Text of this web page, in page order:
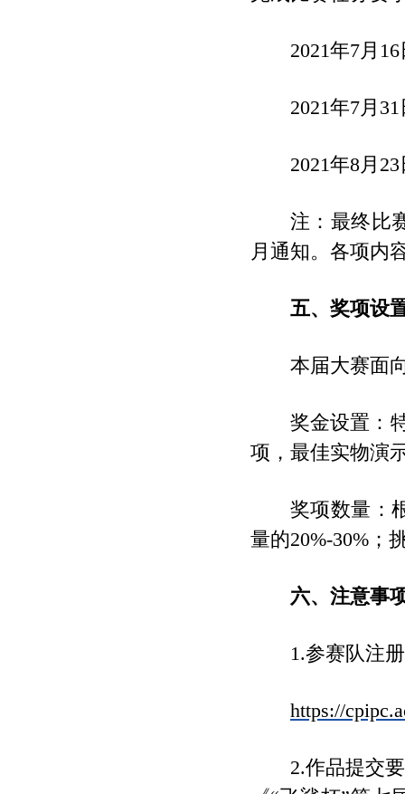
2021年7月
2021年7月
2021年8月
注：最终比
月通知。各项内
五、奖项设
本届大赛面
奖金设置：
项，最佳实物演
奖项数量：
量的20%-30%；
六、注意事
1.参赛队注
https://
2.作品提交